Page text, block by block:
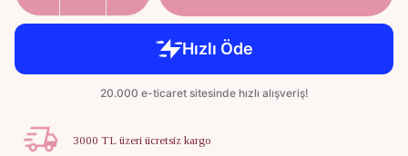
3000 TL üzeri ücretsiz kargo